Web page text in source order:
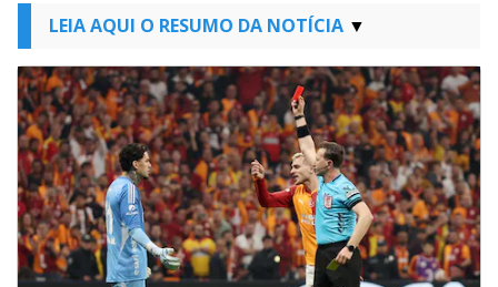
LEIA AQUI O RESUMO DA NOTÍCIA